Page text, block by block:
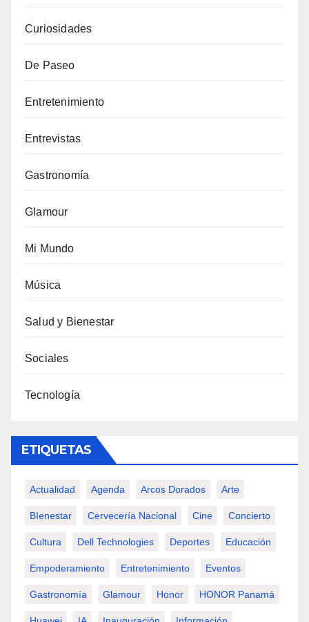
Curiosidades
De Paseo
Entretenimiento
Entrevistas
Gastronomía
Glamour
Mi Mundo
Música
Salud y Bienestar
Sociales
Tecnología
ETIQUETAS
Actualidad Agenda Arcos Dorados Arte
BIenestar Cervecería Nacional Cine Concierto
Cultura Dell Technologies Deportes Educación
Empoderamiento Entretenimiento Eventos
Gastronomía Glamour Honor HONOR Panamá